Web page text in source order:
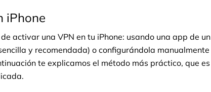
iPhone
activar una VPN en tu iPhone: usando una app de un
y recomendada) o configurándola manualmente
te explicamos el método más práctico, que es